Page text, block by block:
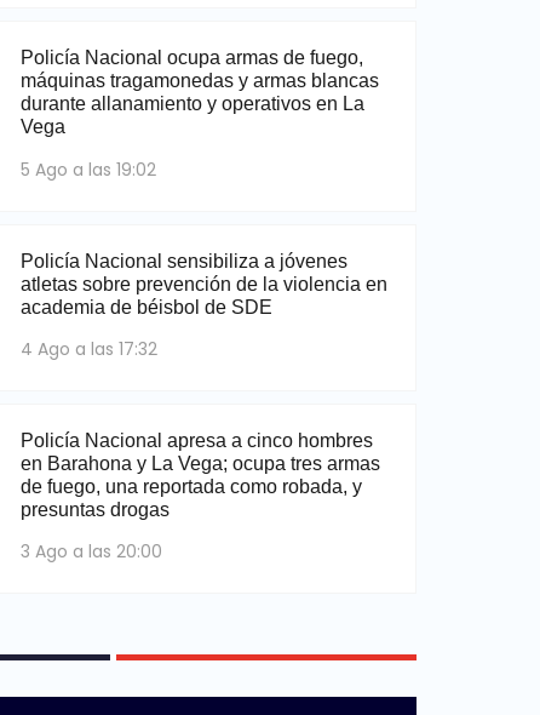
Policía Nacional ocupa armas de fuego,
máquinas tragamonedas y armas blancas
durante allanamiento y operativos en La
Vega
5 Ago a las 19:02
Policía Nacional sensibiliza a jóvenes
atletas sobre prevención de la violencia en
academia de béisbol de SDE
4 Ago a las 17:32
Policía Nacional apresa a cinco hombres
en Barahona y La Vega; ocupa tres armas
de fuego, una reportada como robada, y
presuntas drogas
3 Ago a las 20:00